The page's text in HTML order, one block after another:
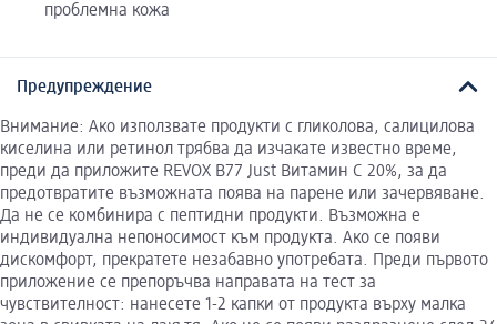
проблемна кожа
Предупреждение
Внимание: Ако използвате продукти с гликолова, салицилова
киселина или ретинол трябва да изчакате известно време,
преди да приложите REVOX B77 Just Витамин С 20%, за да
предотвратите възможната поява на парене или зачервяване.
Да не се комбинира с пептидни продукти. Възможна е
индивидуална непоносимост към продукта. Ако се появи
дискомфорт, прекратете незабавно употребата. Преди първото
приложение се препоръчва направата на тест за
чувствителност: нанесете 1-2 капки от продукта върху малка